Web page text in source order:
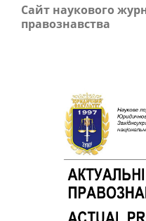
Сайт наукового
правознавства